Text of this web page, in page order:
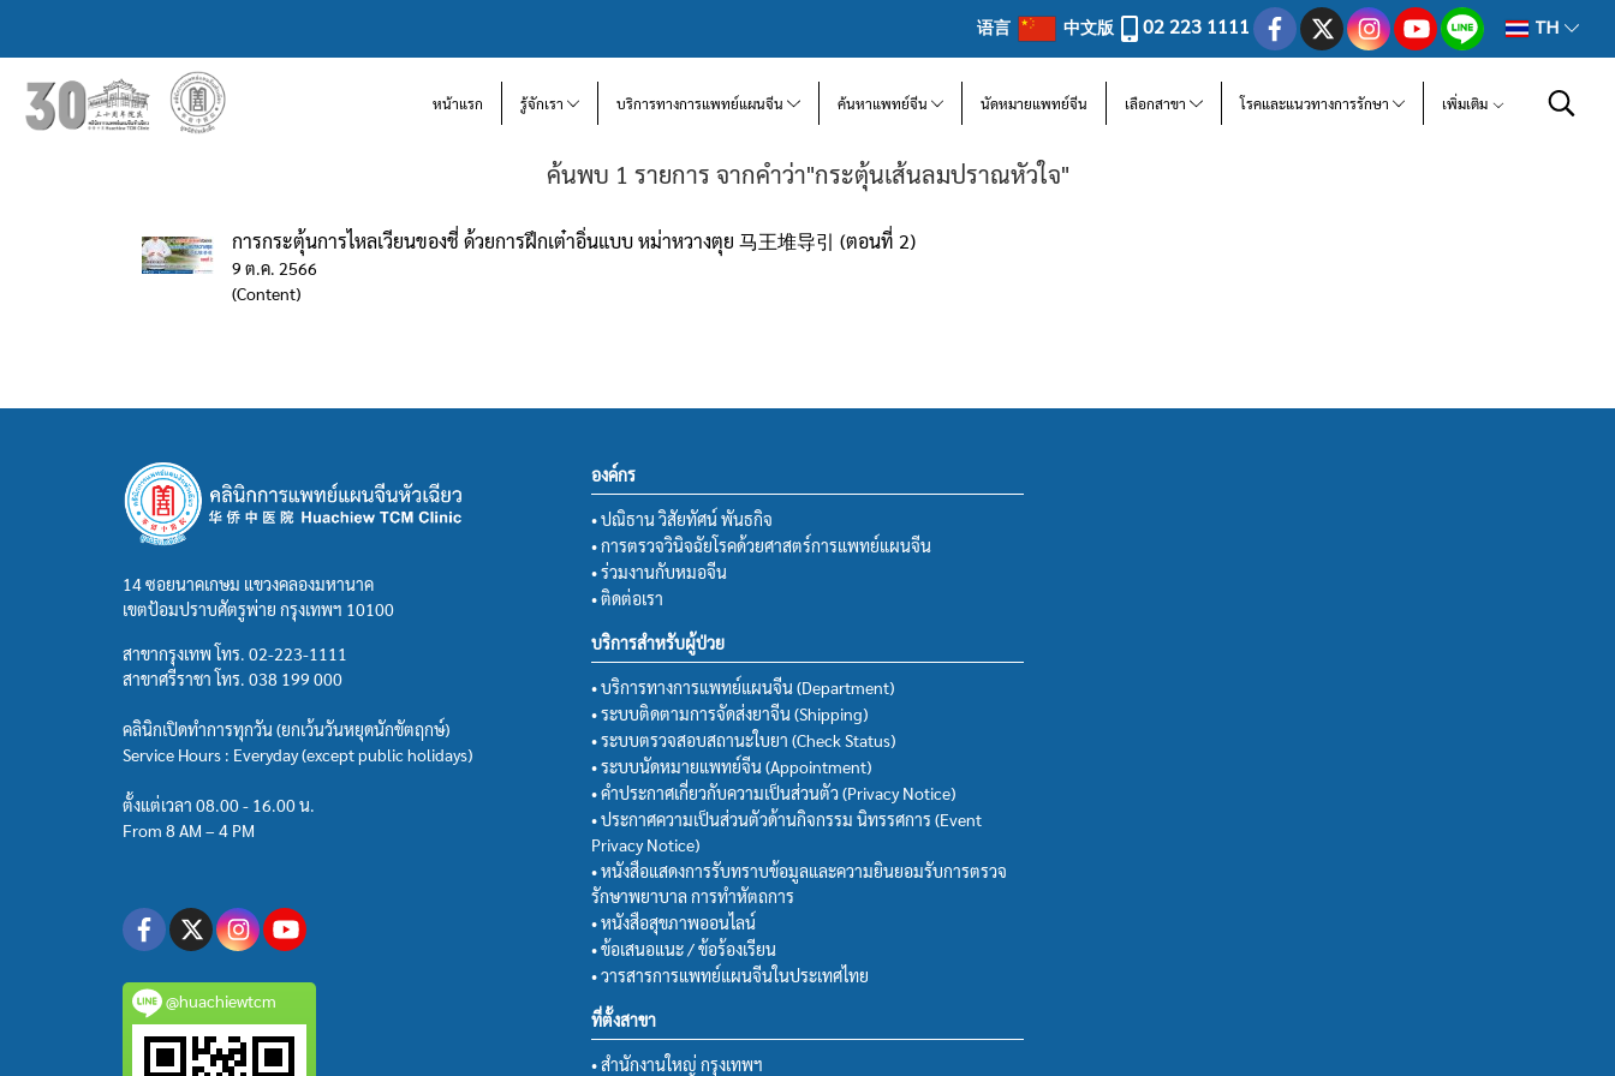
语言 中文版 02 223 1111 TH
หน้าแรก รู้จักเรา บริการทางการแพทย์แผนจีน ค้นหาแพทย์จีน นัดหมายแพทย์จีน เลือกสาขา โรคและแนวทางการรักษา เพิ่มเติม
ค้นพบ 1 รายการ จากคำว่า"กระตุ้นเส้นลมปราณหัวใจ"
การกระตุ้นการไหลเวียนของชี่ ด้วยการฝึกเต๋าอิ่นแบบ หม่าหวางตุย 马王堆导引 (ตอนที่ 2)
9 ต.ค. 2566
(Content)
14 ซอยนาคเกษม แขวงคลองมหานาค
เขตป้อมปราบศัตรูพ่าย กรุงเทพฯ 10100
สาขากรุงเทพ โทร. 02-223-1111
สาขาศรีราชา โทร. 038 199 000
คลินิกเปิดทำการทุกวัน (ยกเว้นวันหยุดนักขัตฤกษ์)
Service Hours : Everyday (except public holidays)
ตั้งแต่เวลา 08.00 - 16.00 น.
From 8 AM – 4 PM
@huachiewtcm
องค์กร
• ปณิธาน วิสัยทัศน์ พันธกิจ
• การตรวจวินิจฉัยโรคด้วยศาสตร์การแพทย์แผนจีน
• ร่วมงานกับหมอจีน
• ติดต่อเรา
บริการสำหรับผู้ป่วย
• บริการทางการแพทย์แผนจีน (Department)
• ระบบติดตามการจัดส่งยาจีน (Shipping)
• ระบบตรวจสอบสถานะใบยา (Check Status)
• ระบบนัดหมายแพทย์จีน (Appointment)
• คำประกาศเกี่ยวกับความเป็นส่วนตัว (Privacy Notice)
• ประกาศความเป็นส่วนตัวด้านกิจกรรม นิทรรศการ (Event
Privacy Notice)
• หนังสือแสดงการรับทราบข้อมูลและความยินยอมรับการตรวจ
รักษาพยาบาล การทำหัตถการ
• หนังสือสุขภาพออนไลน์
• ข้อเสนอแนะ / ข้อร้องเรียน
• วารสารการแพทย์แผนจีนในประเทศไทย
ที่ตั้งสาขา
• สำนักงานใหญ่ กรุงเทพฯ